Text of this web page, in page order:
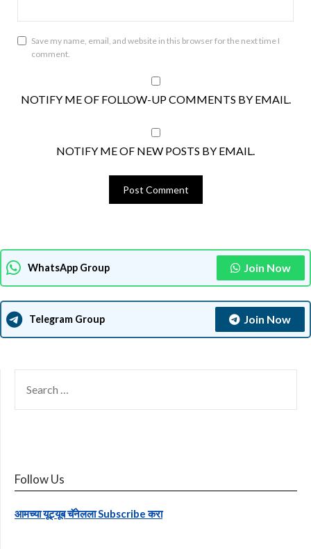
Save my name, email, and website in this browser for the next time I
comment.
NOTIFY ME OF FOLLOW-UP COMMENTS BY EMAIL.
NOTIFY ME OF NEW POSTS BY EMAIL.
WhatsApp Group Join Now
Telegram Group Join Now
FOR:
Follow Us
आमच्या यूट्यूब चॅनेलला Subscribe करा